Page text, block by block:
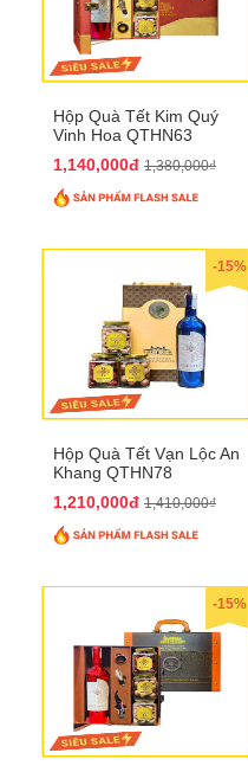
Hộp Quà Tết Kim Quý
Vinh Hoa QTHN63
1,140,000đ 1,380,000₫
-15%
Hộp Quà Tết Vạn Lộc An
Khang QTHN78
1,210,000đ 1,410,000₫
-15%